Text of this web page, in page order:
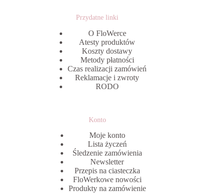
Przydatne linki
O FloWerce
Atesty produktów
Koszty dostawy
Metody płatności
Czas realizacji zamówień
Reklamacje i zwroty
RODO
Konto
Moje konto
Lista życzeń
Śledzenie zamówienia
Newsletter
Przepis na ciasteczka
FloWerkowe nowości
Produkty na zamówienie